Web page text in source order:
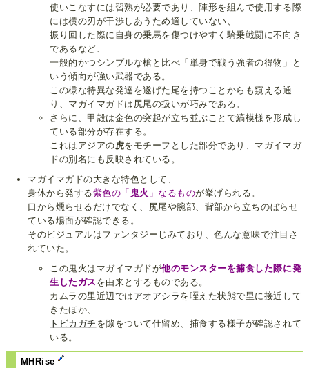
使いこなすには習熟が必要であり、陣形を組んで使用する際
には横の刃が干渉しあうため適していない、
振り回した際に自身の乗馬を傷つけやすく騎乗戦闘に不向き
であるなど、
一般的かつシンプルな槍と比べ「単身で戦う強者の得物」と
いう傾向が強い武器である。
この様な特異な発達を遂げた尾を持つことからも窺える通
り、マガイマガドは尻尾の扱いが巧みである。
さらに、甲殻は金色の突起が立ち並ぶことで縞模様を形成し
ている部分が存在する。
これはアジアの虎をモチーフとした部分であり、マガイマガ
ドの別名にも反映されている。
マガイマガドの大きな特色として、
身体から発する紫色の「 鬼火 」なるものが挙げられる。
口から燻らせるだけでなく、尻尾や腕部、背部から立ちのぼらせ
ている場面が確認できる。
そのビジュアルはファンタジーじみており、色んな意味で注目さ
れていた。
この鬼火はマガイマガドが他のモンスターを捕食した際に発
生したガス を由来とするものである。
カムラの里近辺では アオアシラ を咥えた状態で里に接近して
きたほか、
トビカガチ を隙をついて仕留め、捕食する様子が確認されて
いる。
MHRise